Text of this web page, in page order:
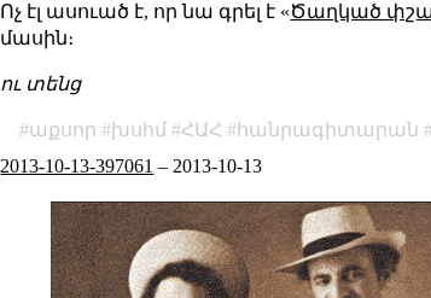
Ոչ էլ ասուած է, որ նա գրել է «Ծաղկած
մասին։
ու տենց
աքսոր խսհմ ՀԱՀ հանրագիտարան
2013-10-13-397061 – 2013-10-13